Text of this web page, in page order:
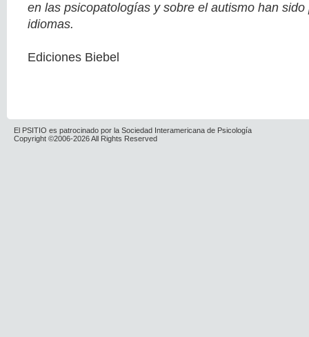
en las psicopatologías y sobre el autismo han
idiomas.
Ediciones Biebel
El PSITIO es patrocinado por la Sociedad Interamericana de Psicología
Copyright ©2006-2026 All Rights Reserved